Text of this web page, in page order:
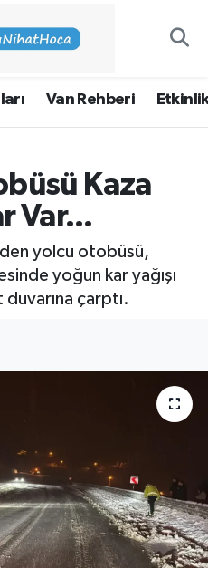
Van Rehberi
Kaza
Var...
yolcu otobüsü,
yoğun kar yağışı
çarptı.
ve Fikstür